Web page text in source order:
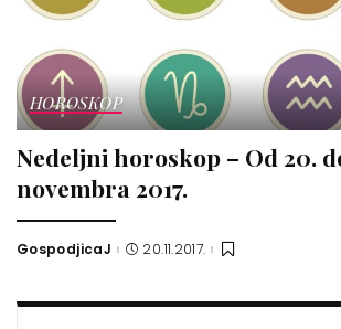
HOROSKOP
Nedeljni horoskop – Od 20.
novembra 2017.
Posted
GospodjicaJ 20.11.2017.